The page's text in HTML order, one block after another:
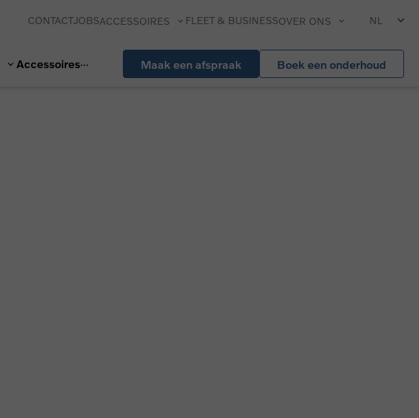
CONTACTJOBSACCESSOIRES FLEET & BUSINESSOVER ONS NL
Accessoires Maak een afspraak Boek een onderhoud